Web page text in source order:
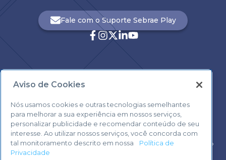
0800 570 0800
Fale com o Suporte Sebrae Play
Voltar ao topo
Aviso de Cookies
Nós usamos cookies e outras tecnologias semelhantes
para melhorar a sua experiência em nossos serviços,
personalizar publicidade e recomendar conteúdo de seu
interesse. Ao utilizar nossos serviços, você concorda com
tal monitoramento descrito em nossa
Política de
Privacidade